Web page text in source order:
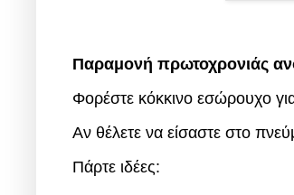
Παραμονή πρωτοχρονιάς
Φορέστε κόκκινο εσώρουχο
Αν θέλετε να είσαστε στο
Πάρτε ιδέες: